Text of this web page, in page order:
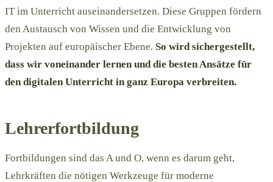
IT im Unterricht auseinandersetzen. Diese Gruppen fördern
den Austausch von Wissen und die Entwicklung von
Projekten auf europäischer Ebene. So wird sichergestellt,
dass wir voneinander lernen und die besten Ansätze für
den digitalen Unterricht in ganz Europa verbreiten.
Lehrerfortbildung
Fortbildungen sind das A und O, wenn es darum geht,
Lehrkräften die nötigen Werkzeuge für moderne